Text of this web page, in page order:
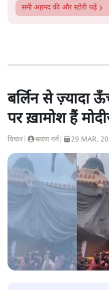
समी अहमदकी और स्टोरी पढ़ें
बर्लिन से ज़्यादा
पर ख़ामोश हैं
विचार श्रवण गर्ग 29 MAR,